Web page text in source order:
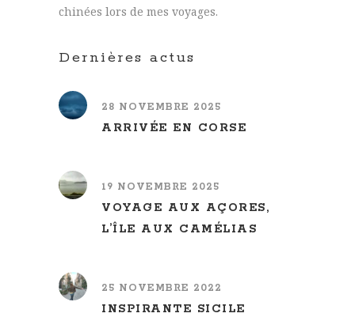
chinées lors de mes voyages.
Dernières actus
28 NOVEMBRE 2025
ARRIVÉE EN CORSE
19 NOVEMBRE 2025
VOYAGE AUX AÇORES,
L’ÎLE AUX CAMÉLIAS
25 NOVEMBRE 2022
INSPIRANTE SICILE